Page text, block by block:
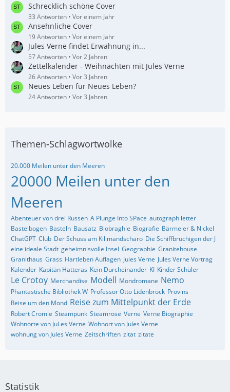
Schrecklich schöne Cover
33 Antworten Vor einem Jahr
Ansehnliche Cover
19 Antworten Vor einem Jahr
Jules Verne findet Erwähnung in...
57 Antworten Vor 2 Jahren
Zettelkalender - Weihnachten mit Jules Verne
26 Antworten Vor 3 Jahren
Neues Leben für Neues Leben?
24 Antworten Vor 3 Jahren
Themen-Schlagwortwolke
20.000 Meilen unter den Meeren
20000 Meilen unter den
Meeren
Abenteuer von drei Russen A Plunge Into SPace autograph letter
Bastelbogen Basteln Bausatz Biobraghie Biografie Bärmeier & Nickel
ChatGPT Club Der Schuss am Kilimandscharo Die Schiffbrüchigen der J
eine ideale Stadt geheimnisvolle Insel Geographie Granitehouse
Granithaus Grass Hartleben Auflagen Jules Verne Jules Verne Vortrag
Kalender Kapitän Hatteras Kein Durcheinander KI Kinder Schüler
Le Crotoy Merchandise Modell Mondromane Nemo
Phantastische Bibliothek W Professor Otto Lidenbrock Provins
Reise um den Mond Reise zum Mittelpunkt der Erde
Robert Cromie Steampunk Steamrose Verne Verne Biographie
Wohnorte von JuLes Verne Wohnort von Jules Verne
wohnung von Jules Verne Zeitschriften zitat zitate
Statistik